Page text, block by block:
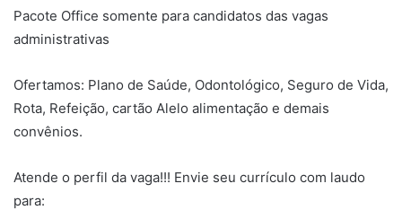
Pacote Office somente para candidatos das vagas
administrativas
Ofertamos: Plano de Saúde, Odontológico, Seguro de Vida,
Rota, Refeição, cartão Alelo alimentação e demais
convênios.
Atende o perfil da vaga!!! Envie seu currículo com laudo
para: